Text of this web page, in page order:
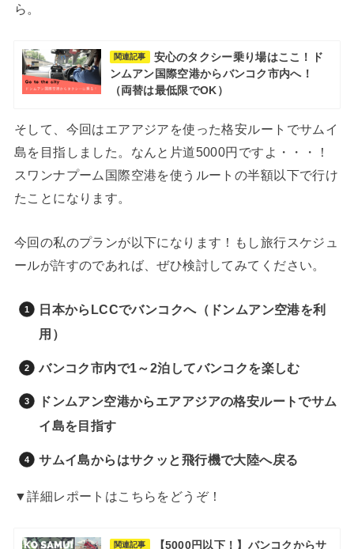
ら。
関連記事
安心のタクシー乗り場はここ！ド
ンムアン国際空港からバンコク市内へ！
（両替は最低限でOK）
そして、今回はエアアジアを使った格安ルートでサムイ
島を目指しました。なんと片道5000円ですよ・・・！
スワンナプーム国際空港を使うルートの半額以下で行け
たことになります。
今回の私のプランが以下になります！もし旅行スケジュ
ールが許すのであれば、ぜひ検討してみてください。
日本からLCCでバンコクへ（ドンムアン空港を利
用）
バンコク市内で1～2泊してバンコクを楽しむ
ドンムアン空港からエアアジアの格安ルートでサム
イ島を目指す
サムイ島からはサクッと飛行機で大陸へ戻る
▼詳細レポートはこちらをどうぞ！
関連記事
【5000円以下！】バンコクからサ